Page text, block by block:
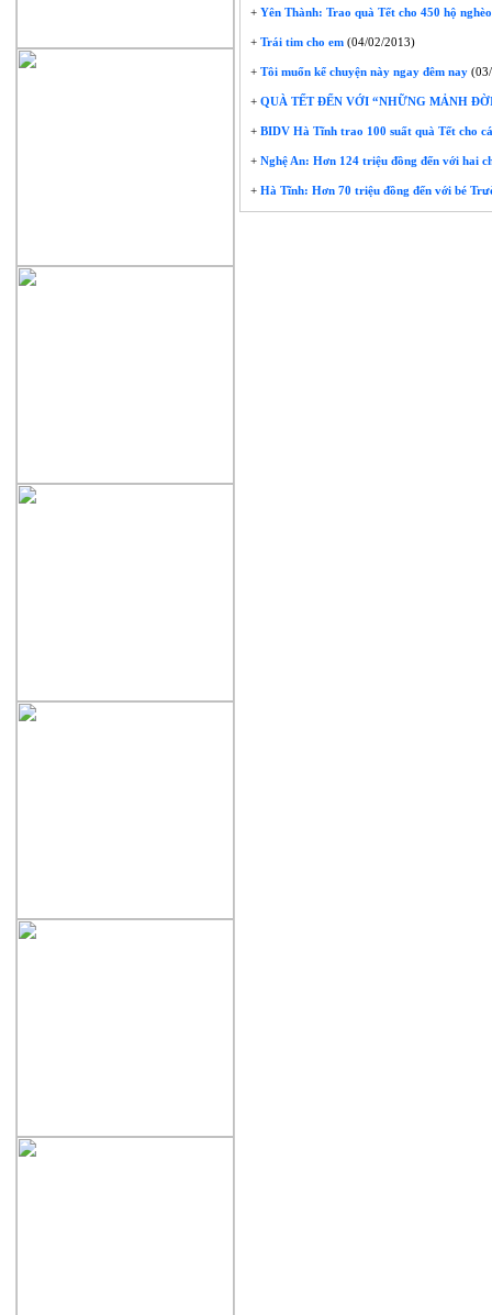
+ Yên Thành: Trao quà Tết cho 450 hộ nghèo
+ Trái tim cho em (04/02/2013)
+ Tôi muốn kể chuyện này ngay đêm nay
+ QUÀ TẾT ĐẾN VỚI “NHỮNG MẢNH
+ BIDV Hà Tĩnh trao 100 suất quà Tết cho
+ Nghệ An: Hơn 124 triệu đồng đến với hai
+ Hà Tĩnh: Hơn 70 triệu đồng đến với bé